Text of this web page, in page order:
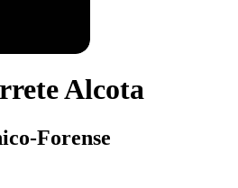
Alcota
Forense